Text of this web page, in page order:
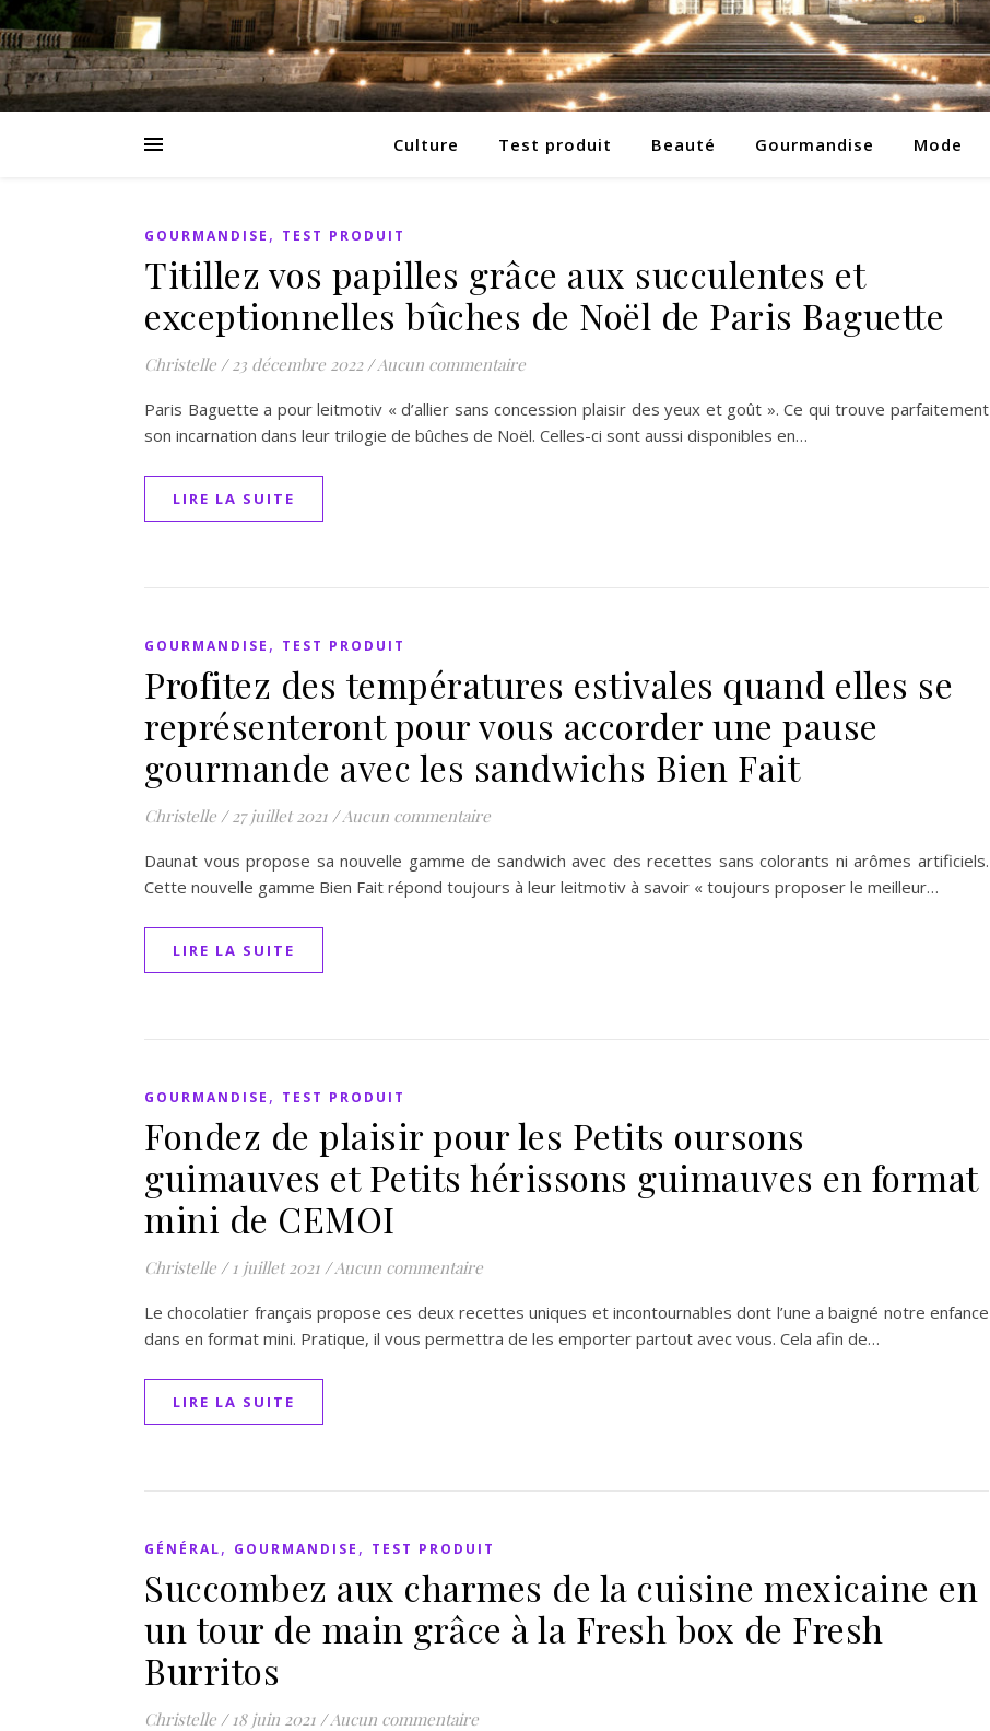
Culture Test produit Beauté Gourmandise Mode
GOURMANDISE , TEST PRODUIT
Titillez vos papilles grâce aux succulentes et
exceptionnelles bûches de Noël de Paris Baguette
Christelle / 23 décembre 2022 /Aucun commentaire
Paris Baguette a pour leitmotiv « d’allier sans concession plaisir des yeux et goût ». Ce qui trouve parfaitement
son incarnation dans leur trilogie de bûches de Noël. Celles-ci sont aussi disponibles en…
LIRE LA SUITE
GOURMANDISE , TEST PRODUIT
Profitez des températures estivales quand elles se
représenteront pour vous accorder une pause
gourmande avec les sandwichs Bien Fait
Christelle / 27 juillet 2021 /Aucun commentaire
Daunat vous propose sa nouvelle gamme de sandwich avec des recettes sans colorants ni arômes artificiels.
Cette nouvelle gamme Bien Fait répond toujours à leur leitmotiv à savoir « toujours proposer le meilleur…
LIRE LA SUITE
GOURMANDISE , TEST PRODUIT
Fondez de plaisir pour les Petits oursons
guimauves et Petits hérissons guimauves en format
mini de CEMOI
Christelle / 1 juillet 2021 /Aucun commentaire
Le chocolatier français propose ces deux recettes uniques et incontournables dont l’une a baigné notre enfance
dans en format mini. Pratique, il vous permettra de les emporter partout avec vous. Cela afin de…
LIRE LA SUITE
GÉNÉRAL, GOURMANDISE , TEST PRODUIT
Succombez aux charmes de la cuisine mexicaine en
un tour de main grâce à la Fresh box de Fresh
Burritos
Christelle / 18 juin 2021 /Aucun commentaire